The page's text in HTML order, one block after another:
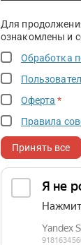
Для
ознакомлены и
Обработка
Оферта *
Правила
Принять все